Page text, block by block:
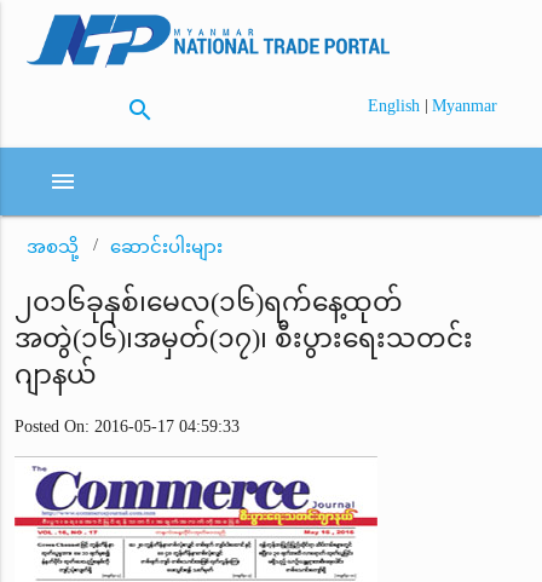
search English | Myanmar
menu
အစသို့ ဆောင်းပါးများ
၂၀၁၆ခုနှစ်၊မေလ(၁၆)ရက်နေ့ထုတ်
အတွဲ(၁၆)၊အမှတ်(၁၇)၊ စီးပွားရေးသတင်း
ဂျာနယ်
Posted On: 2016-05-17 04:59:33